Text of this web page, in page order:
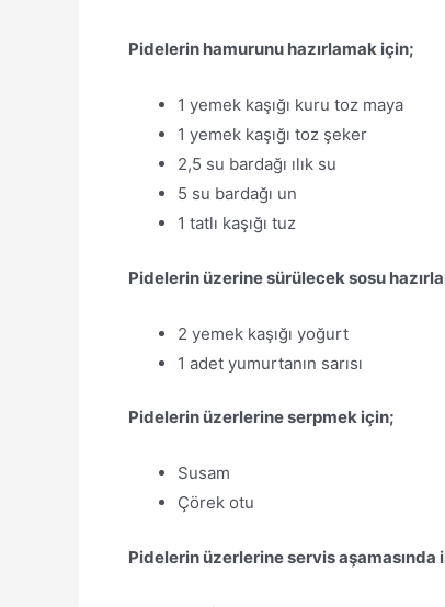
Pidelerin hamurunu hazırlamak için;
1 yemek kaşığı kuru toz maya
1 yemek kaşığı toz şeker
2,5 su bardağı ılık su
5 su bardağı un
1 tatlı kaşığı tuz
Pidelerin üzerine sürülecek sosu
2 yemek kaşığı yoğurt
1 adet yumurtanın sarısı
Pidelerin üzerlerine serpmek için;
Susam
Çörek otu
Pidelerin üzerlerine servis